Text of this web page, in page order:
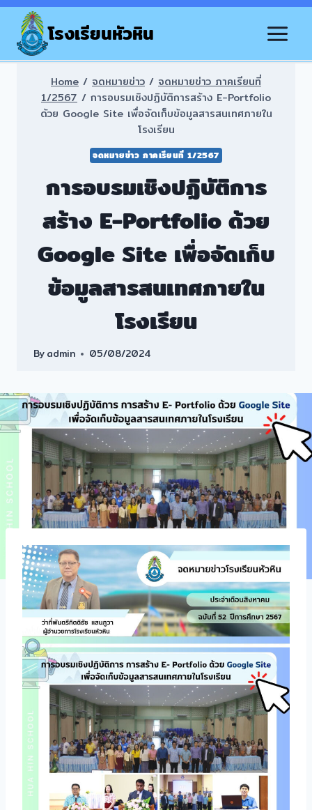
Skip
contentโรงเรียนหัวหิน
Home / จดหมายข่าว / จดหมายข่าว ภาคเรียนที่
1/2567 / การอบรมเชิงปฏิบัติการสร้าง E-Portfolio
ด้วย Google Site เพื่อจัดเก็บข้อมูลสารสนเทศภายใน
โรงเรียน
จดหมายข่าว ภาคเรียนที่ 1/2567
การอบรมเชิงปฏิบัติการ
สร้าง E-Portfolio ด้วย
Google Site เพื่อจัดเก็บ
ข้อมูลสารสนเทศภายใน
โรงเรียน
Byadmin 05/08/2024